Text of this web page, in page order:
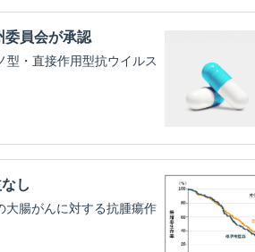
委員会が承認
・直接作用型抗ウイルス
し
腸がんに対する抗腫瘍作